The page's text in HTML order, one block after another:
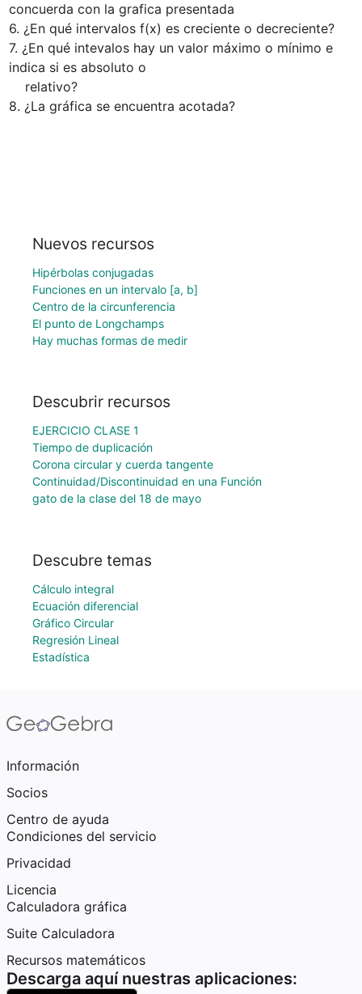
concuerda con la grafica presentada
6. ¿En qué intervalos f(x) es creciente o decreciente?
7. ¿En qué intevalos hay un valor máximo o mínimo e
indica si es absoluto o
8. ¿La gráfica se encuentra acotada?
Nuevos recursos
Hipérbolas conjugadas
Funciones en un intervalo [a, b]
Centro de la circunferencia
El punto de Longchamps
Hay muchas formas de medir
Descubrir recursos
EJERCICIO CLASE 1
Tiempo de duplicación
Corona circular y cuerda tangente
Continuidad/Discontinuidad en una Función
gato de la clase del 18 de mayo
Descubre temas
Cálculo integral
Ecuación diferencial
Gráfico Circular
Regresión Lineal
Estadística
Información
Socios
Centro de ayuda
Condiciones del servicio
Privacidad
Licencia
Calculadora gráfica
Suite Calculadora
Recursos matemáticos
Descarga aquí nuestras aplicaciones: